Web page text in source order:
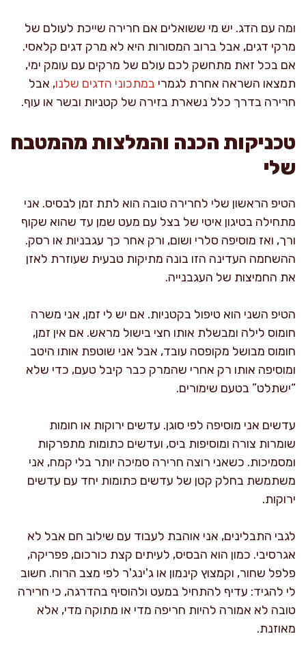
ומה עם הדג. יש מי ששואלים אם חרירה שייכת לעולם של
מרקי דגים, אבל ברוב המסורות היא לא מרק דגים קלאסי.
אם בכל זאת מתחשק לכם עולם של מרקים עם עומק ימי,
תמצאו השראה אחרת לגמרי במתכוני הדגים שלנו, אבל
חרירה בדרך כלל נשארת בזירה של קטניות ובשר או עוף.
טכניקות הכנה והמלצות מהמטבח
שלי
הטיפ הראשון שלי לחרירה טובה הוא לתת זמן לבסיס. אני
מתחילה בטיגון איטי של בצל עם מעט שמן עד שהוא שקוף
ורך, ואז מוסיפה סלרי ושום, ורק אחר כך עגבניות או רסק.
ההשחמה העדינה הזו בונה מתיקות טבעית שעוזרת לאזן
את החמיצות של העגבנייה.
הטיפ השני הוא טיפול בקטניות. אם יש לי זמן, אני משרה
חומוס לילה ומבשלת אותו חצי בישול מראש. אם אין זמן,
חומוס מבושל מקופסה עובד, אבל אני שוטפת אותו היטב
ומוסיפה אותו רק אחרי שהמרק כבר קיבל טעם, כדי שלא
“ישתלט” בטעם שימורים.
עדשים אני מוסיפה לפי סוגן. עדשים ירוקות או חומות
שומרות צורה ומוסיפות ביס, ועדשים כתומות מתפרקות
ומסמיכות. כשאני רוצה חרירה סמיכה יותר בלי קמח, אני
משתמשת בחלק קטן של עדשים כתומות יחד עם עדשים
ירוקות.
לגבי התבלינים, אני אוהבת לעבוד עם שילוב חם אבל לא
אגרסיבי. כמון הוא הבסיס, לעיתים קצת כורכום, פפריקה,
פלפל שחור, וקמצוץ קינמון או ג'ינג'ר לפי מצב הרוח. חשוב
לי להגיד: עדיף להתחיל במעט ולהוסיף בהדרגה, כי חרירה
טובה לא אמורה להיות חריפה מדי או מתוקה מדי, אלא
מאוזנת.